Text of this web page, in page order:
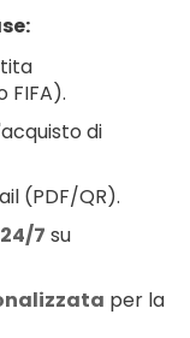
FIFA).
di
(PDF/QR).
7 su
per la